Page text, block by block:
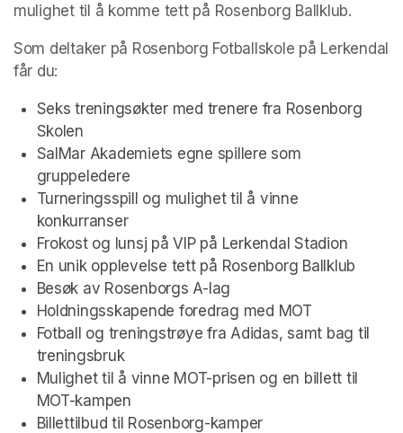
mulighet til å komme tett på Rosenborg Ballklub.
Som deltaker på Rosenborg Fotballskole på Lerkendal
får du:
Seks treningsøkter med trenere fra Rosenborg
Skolen
SalMar Akademiets egne spillere som
gruppeledere
Turneringsspill og mulighet til å vinne
konkurranser
Frokost og lunsj på VIP på Lerkendal Stadion
En unik opplevelse tett på Rosenborg Ballklub
Besøk av Rosenborgs A-lag
Holdningsskapende foredrag med MOT
Fotball og treningstrøye fra Adidas, samt bag til
treningsbruk
Mulighet til å vinne MOT-prisen og en billett til
MOT-kampen
Billettilbud til Rosenborg-kamper